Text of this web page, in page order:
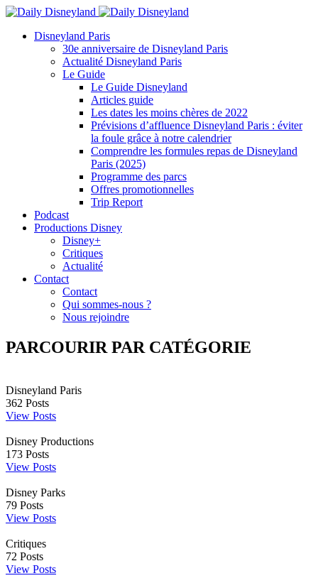
Disneyland Paris
30e anniversaire de Disneyland Paris
Actualité Disneyland Paris
Le Guide
Le Guide Disneyland
Articles guide
Les dates les moins chères de 2022
Prévisions d’affluence Disneyland Paris : éviter
la foule grâce à notre calendrier
Comprendre les formules repas de Disneyland
Paris (2025)
Programme des parcs
Offres promotionnelles
Trip Report
Podcast
Productions Disney
Disney+
Critiques
Actualité
Contact
Contact
Qui sommes-nous ?
Nous rejoindre
PARCOURIR PAR CATÉGORIE
Disneyland Paris
362 Posts
View Posts
Disney Productions
173 Posts
View Posts
Disney Parks
79 Posts
View Posts
Critiques
72 Posts
View Posts